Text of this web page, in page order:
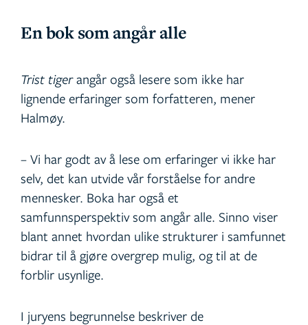
En bok som angår alle
Trist tigerangår også lesere som ikke har
lignende erfaringer som forfatteren, mener
Halmøy.
– Vi har godt av å lese om erfaringer vi ikke har
selv, det kan utvide vår forståelse for andre
mennesker. Boka har også et
samfunnsperspektiv som angår alle. Sinno viser
blant annet hvordan ulike strukturer i samfunnet
bidrar til å gjøre overgrep mulig, og til at de
forblir usynlige.
I juryens begrunnelse beskriver de